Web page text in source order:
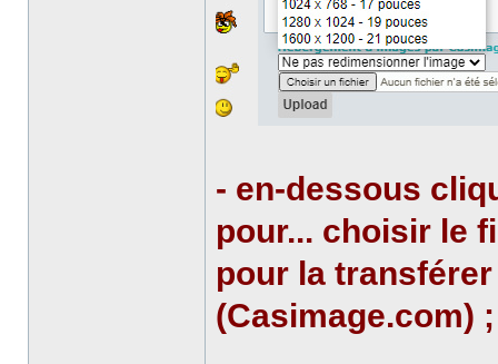
- en-dessous
pour... choisir le
pour la
(Casimage.com) ;